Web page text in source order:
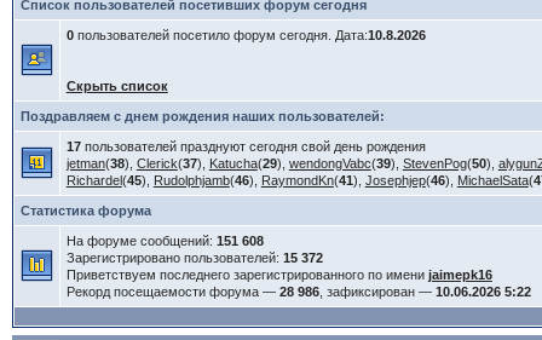
Список пользователей посетивших форум сегодня
0пользователей посетило форум сегодня. Дата:10.8.2026
Скрыть список
Поздравляем с днем рождения наших пользователей:
17пользователей празднуют сегодня свой день рождения
jetman(38), Clerick(37), Katucha(29), wendongVabc(39), StevenPog(50),
Richardel(45), Rudolphjamb(46), RaymondKn(41), Josephjep(46), MichaelSata(
Статистика форума
На форуме сообщений: 151 608
Зарегистрировано пользователей: 15 372
Приветствуем последнего зарегистрированного по имени jaimepk16
Рекорд посещаемости форума — 28 986, зафиксирован — 10.06.2026 5:22